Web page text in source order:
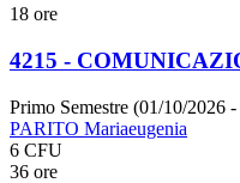
18 ore
4215 -
Primo Semestre (01/10/2026
PARITO Mariaeugenia
6 CFU
36 ore